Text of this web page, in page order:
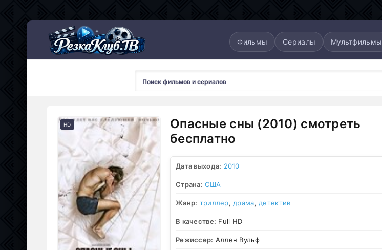
Фильмы Сериалы Мультфильмы
HD
Опасные сны (2010) смотреть
бесплатно
Дата выхода: 2010
Страна: США
Жанр: триллер, драма, детектив
В качестве: Full HD
Режиссер: Аллен Вульф
Мультсериалы